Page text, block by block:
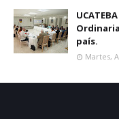
país.
Martes,